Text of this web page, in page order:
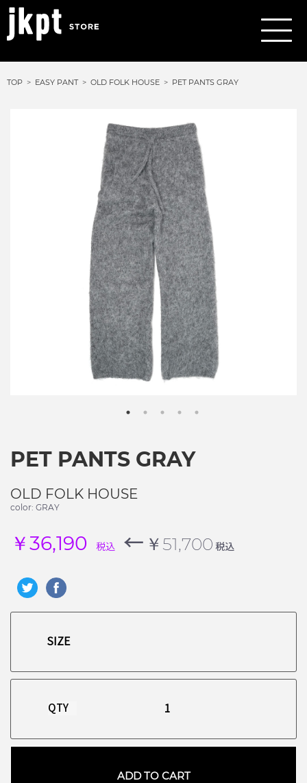
TOP EASY PANT OLD FOLK HOUSE PET PANTS GRAY
PET PANTS GRAY
OLD FOLK HOUSE
color: GRAY
￥36,190 税込 ← ￥51,700 税込
QTY
ADD TO CART